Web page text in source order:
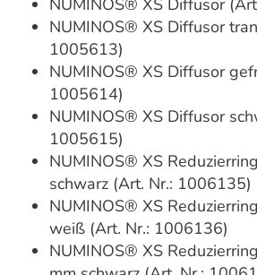
NUMINOS® XS Diffusor
NUMINOS® XS Diffusor
1005613)
NUMINOS® XS Diffusor
1005614)
NUMINOS® XS Diffusor
1005615)
NUMINOS® XS
schwarz (Art. Nr.: 1006135)
NUMINOS® XS
weiß (Art. Nr.: 1006136)
NUMINOS® XS